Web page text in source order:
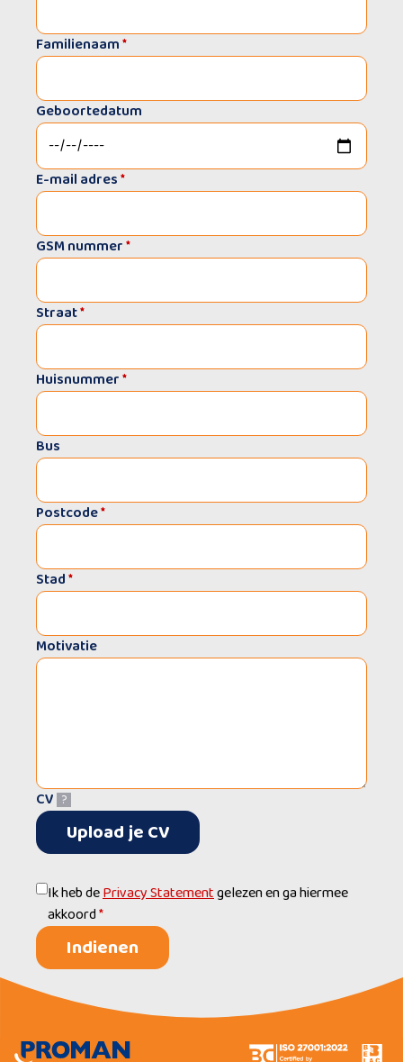
Familienaam*
Geboortedatum
E-mail adres*
GSM nummer*
Straat*
Huisnummer*
Bus
Postcode*
Stad*
Motivatie
CV ?
Upload je CV
Ik heb dePrivacy Statementgelezen en ga hiermee
akkoord*
Indienen